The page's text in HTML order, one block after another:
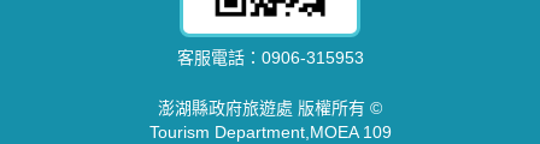
客服電話： 0906-315953
澎湖縣政府旅遊處 版權所有 ©
Tourism Department,MOEA 109